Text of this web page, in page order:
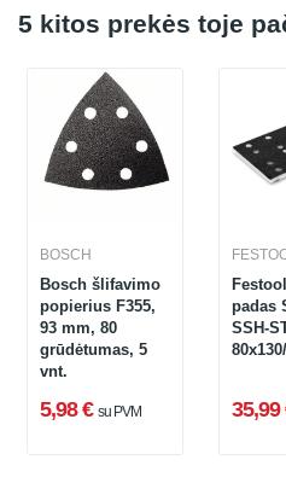
5 kitos prekės toje
BOSCH
Bosch šlifavimo
popierius F355,
93 mm, 80
grūdėtumas, 5
vnt.
5,98 € su PVM
padas
SSH-
35,99